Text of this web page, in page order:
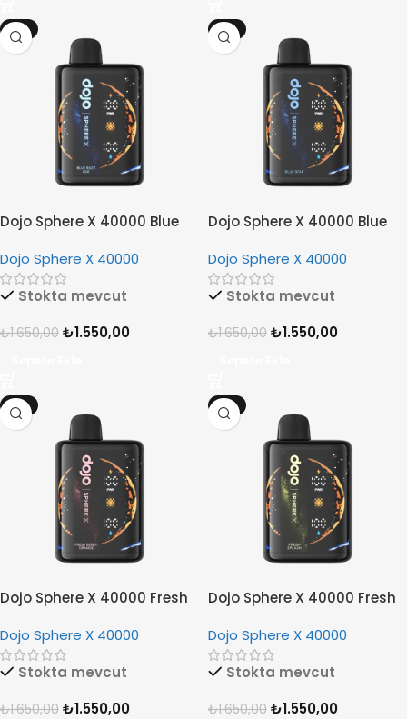
-6%
Dojo Sphere X 40000 Blue
Dojo Sphere X 40000
Stokta mevcut
₺1.650,00 ₺1.550,00
-6%
Dojo Sphere X 40000 Blue
Dojo Sphere X 40000
Stokta mevcut
₺1.650,00 ₺1.550,00
-6%
Dojo Sphere X 40000 Fresh
Dojo Sphere X 40000
Stokta mevcut
₺1.650,00 ₺1.550,00
-6%
Dojo Sphere X 40000 Fresh
Dojo Sphere X 40000
Stokta mevcut
₺1.650,00 ₺1.550,00